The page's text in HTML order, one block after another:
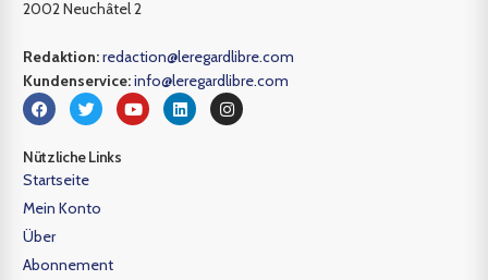
2002 Neuchâtel 2
Redaktion:redaction@leregardlibre.com
Kundenservice:info@leregardlibre.com
Nützliche Links
Startseite
Mein Konto
Über
Abonnement